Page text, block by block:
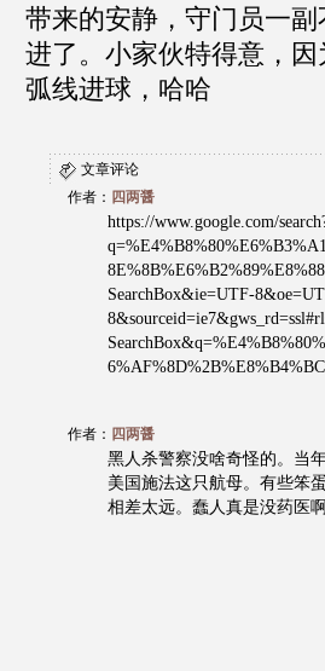
带来的安静，守门员一
进了。小家伙特得意，
弧线进球，哈哈
文章评论
作者： 四两醤
https://www.google.com/
SearchBox&ie=UTF-
作者： 四两醤
黑人杀警察没啥奇怪的。当
美国施法这只航母。有些笨
相差太远。蠢人真是没药医啊